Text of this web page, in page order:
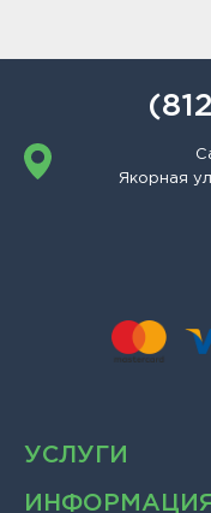
Якорная
УСЛУГИ
ИНФОРМАЦИЯ